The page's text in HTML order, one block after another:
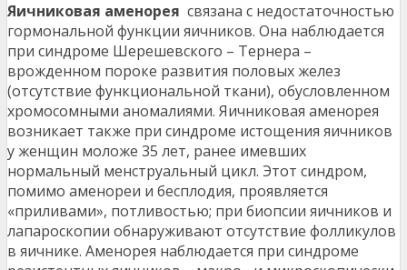
Яичниковая аменорея связана с недостаточностью
гормональной функции яичников. Она наблюдается
при синдроме Шерешевского – Тернера –
врожденном пороке развития половых желез
(отсутствие функциональной ткани), обусловленном
хромосомными аномалиями. Яичниковая аменорея
возникает также при синдроме истощения яичников
у женщин моложе 35 лет, ранее имевших
нормальный менструальный цикл. Этот синдром,
помимо аменореи и бесплодия, проявляется
«приливами», потливостью; при биопсии яичников и
лапароскопии обнаруживают отсутствие фолликулов
в яичнике. Аменорея наблюдается при синдроме